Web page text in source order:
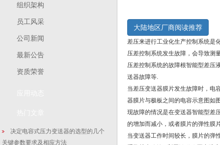
组织架构
员工风采
公司新闻
最新公告
资质荣誉
决定电容式压力变送器的选型的几个
关键参数要求及相应方法
大陆地区厂商阅读推荐
差压来进行工业化生产控制系统是
压差控制系统发生故障，会导致测
压差控制系统的故障根智能型差压
送器故障等.
当差压变送器膜片发生故障时，电
器膜片与极板之间的电容示意图如
现故障的情况是在变送器智能型差
的增加而减小，或者膜片的弹性膜
当变送器工作时间较长，膜片的弹